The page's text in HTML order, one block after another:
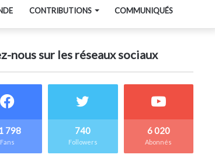
CONTRIBUTIONS COMMUNIQUÉS
nous sur les réseaux sociaux
798
Fans
740
Followers
6 020
Abonnés